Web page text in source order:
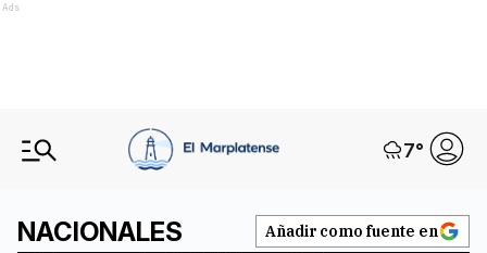
Ads
7°
NACIONALES Añadir como fuente en